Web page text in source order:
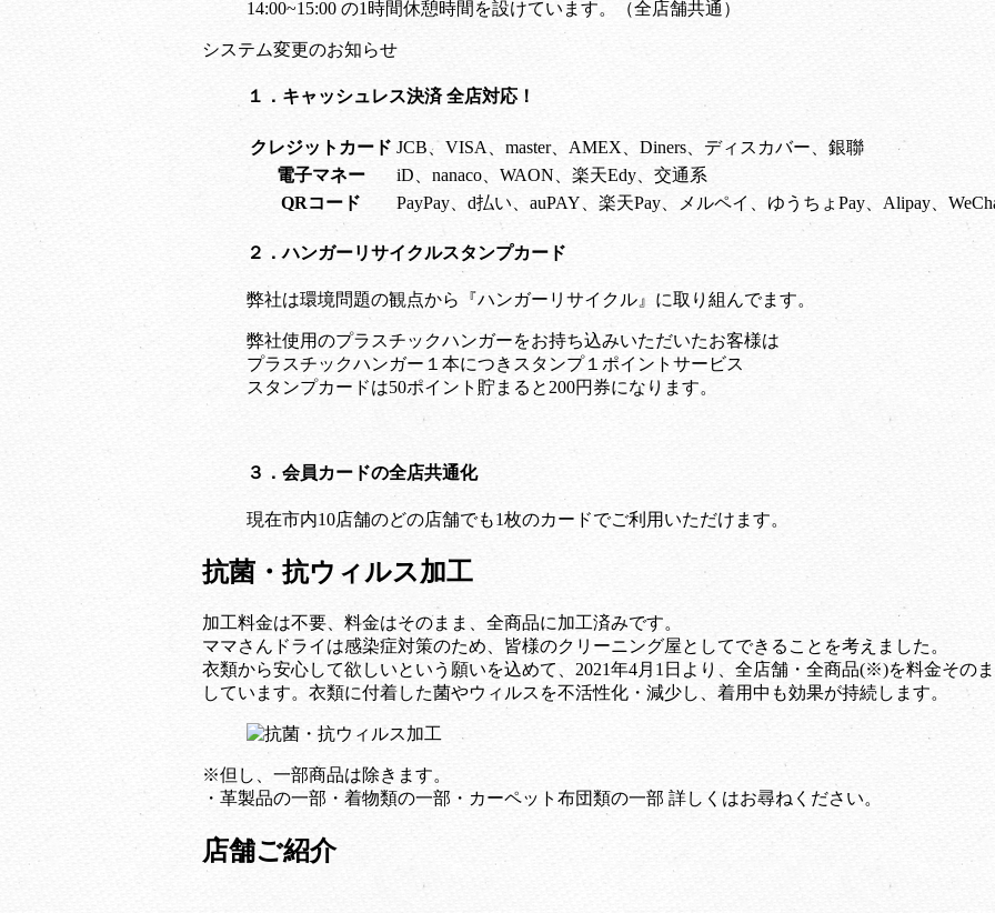
14:00~15:00 の1時間休憩時間を設けています。 （全店舗共通）
システム変更のお知らせ
１．キャッシュレス決済 全店対応！
クレジットカード JCB、VISA、master、AMEX、Diners、ディスカバー、銀聯
電子マネー
iD、nanaco、WAON、楽天Edy、交通系
QRコード
PayPay、d払い、auPAY、楽天Pay、メルペイ、ゆうちょPay、Alipay、
２．ハンガーリサイクルスタンプカード
弊社は環境問題の観点から『ハンガーリサイクル』に取り組んでます。
弊社使用のプラスチックハンガーをお持ち込みいただいたお客様は
プラスチックハンガー１本につきスタンプ１ポイントサービス
スタンプカードは50ポイント貯まると200円券になります。
３．会員カードの全店共通化
現在市内10店舗のどの店舗でも1枚のカードでご利用いただけます。
抗菌・抗ウィルス加工
加工料金は不要、料金はそのまま、全商品に加工済みです。
ママさんドライは感染症対策のため、皆様のクリーニング屋としてできることを考えました。
衣類から安心して欲しいという願いを込めて、2021年4月1日より、全店舗・全商品(※)を料金その
しています。衣類に付着した菌やウィルスを不活性化・減少し、着用中も効果が持続します。
※但し、一部商品は除きます。
・革製品の一部・着物類の一部・カーペット布団類の一部 詳しくはお尋ねください。
店舗ご紹介